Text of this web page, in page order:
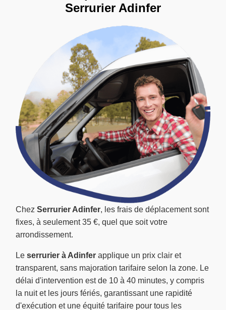
Chez Serrurier Adinfer, les frais de déplacement sont
fixes, à seulement 35 €, quel que soit votre
arrondissement.
Le serrurier à Adinfer applique un prix clair et
transparent, sans majoration tarifaire selon la zone. Le
délai d'intervention est de 10 à 40 minutes, y compris
la nuit et les jours fériés, garantissant une rapidité
d'exécution et une équité tarifaire pour tous les
Serrurier Adinfer